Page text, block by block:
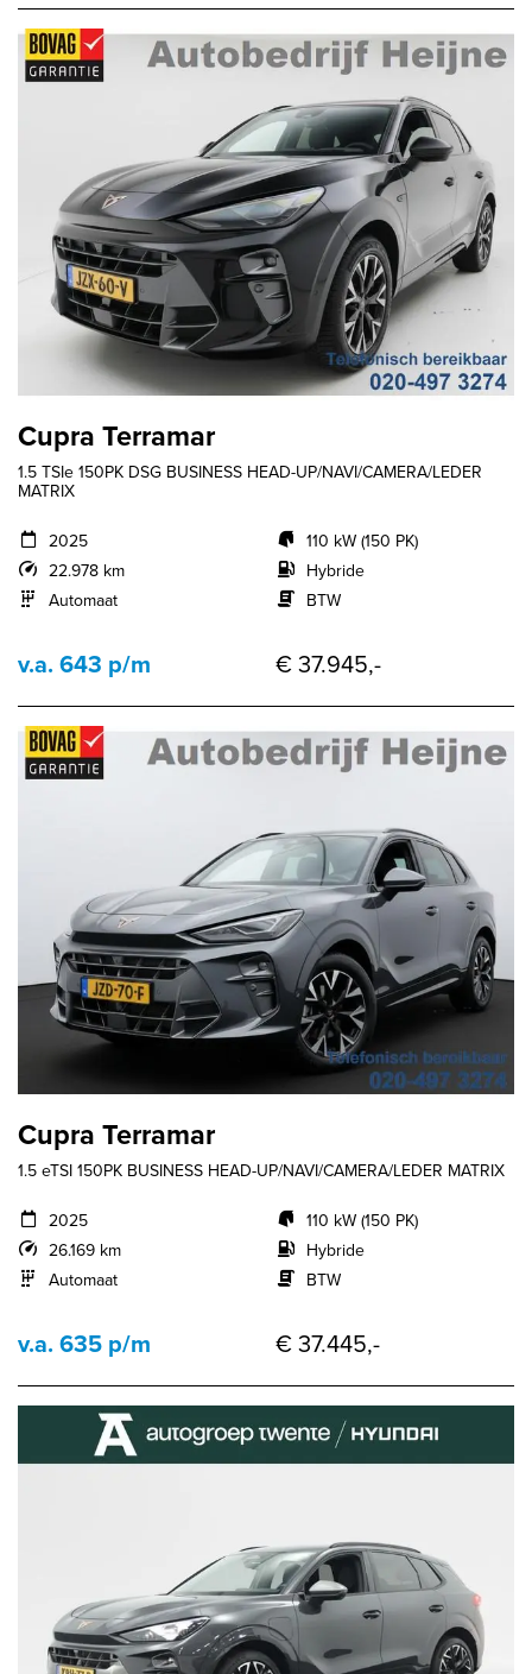
Cupra Terramar
1.5 TSIe 150PK DSG BUSINESS HEAD-UP/NAVI/CAMERA/LEDER
MATRIX
2025
22.978 km
Automaat
110 kW (150 PK)
Hybride
BTW
v.a. 643 p/m € 37.945,-
Cupra Terramar
1.5 eTSI 150PK BUSINESS HEAD-UP/NAVI/CAMERA/LEDER MATRIX
2025
26.169 km
Automaat
110 kW (150 PK)
Hybride
BTW
v.a. 635 p/m € 37.445,-